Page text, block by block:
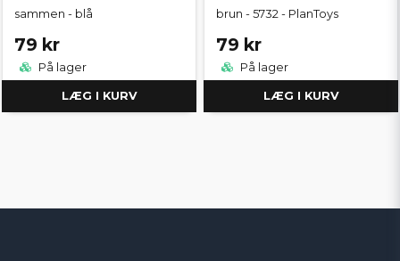
sammen - blå
79 kr
På lager
LÆG I KURV
brun - 5732 - PlanToys
79 kr
På lager
LÆG I KURV